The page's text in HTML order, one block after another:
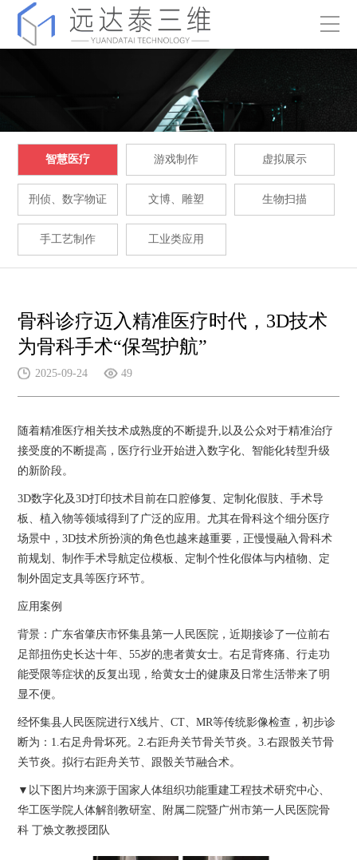
智慧医疗 游戏制作 虚拟展示
刑侦、数字物证 文博、雕塑 生物扫描
手工艺制作 工业类应用
骨科诊疗迈入精准医疗时代，3D技术
为骨科手术“保驾护航”
2025-09-24 49
随着精准医疗相关技术成熟度的不断提升,以及公众对于精准治疗
接受度的不断提高，医疗行业开始进入数字化、智能化转型升级
的新阶段。
3D数字化及3D打印技术目前在口腔修复、定制化假肢、手术导
板、植入物等领域得到了广泛的应用。尤其在骨科这个细分医疗
场景中，3D技术所扮演的角色也越来越重要，正慢慢融入骨科术
前规划、制作手术导航定位模板、定制个性化假体与内植物、定
制外固定支具等医疗环节。
应用案例
背景：广东省肇庆市怀集县第一人民医院，近期接诊了一位前右
足部扭伤史长达十年、55岁的患者黄女士。右足背疼痛、行走功
能受限等症状的反复出现，给黄女士的健康及日常生活带来了明
显不便。
经怀集县人民医院进行X线片、CT、MR等传统影像检查，初步诊
断为：1.右足舟骨坏死。2.右距舟关节骨关节炎。3.右跟骰关节骨
关节炎。拟行右距舟关节、跟骰关节融合术。
▼以下图片均来源于国家人体组织功能重建工程技术研究中心、
华工医学院人体解剖教研室、附属二院暨广州市第一人民医院骨
科 丁焕文教授团队